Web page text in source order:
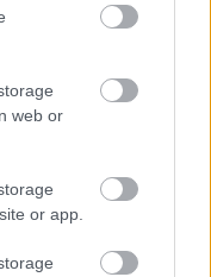
web or
or app.
projektje
európai
Szemereyné
ezt meg
úgy kezdett,
ő